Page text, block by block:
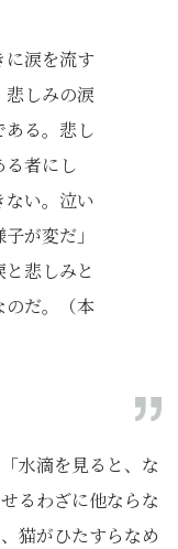
涙を流す
悲しみの涙
ある。悲し
る者にし
い。泣い
が変だ」
悲しみと
のだ。（本
水滴を見ると、な
るわざに他ならな
猫がひたすらなめ